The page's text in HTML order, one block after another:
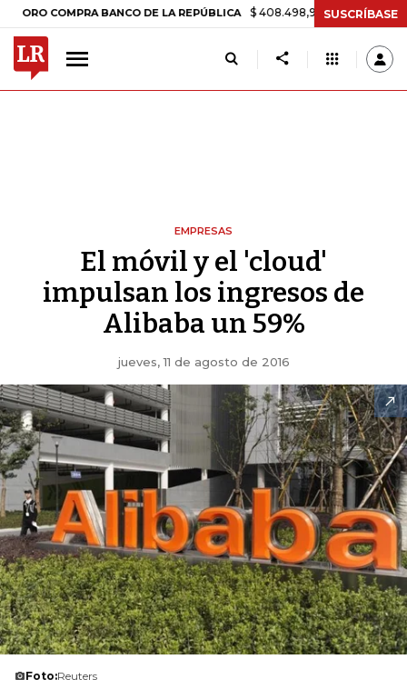
COMPRA BANCO DE LA REPÚBLICA $ 408.498,97 +$ 8.753,81 +2,19%
SUSCRÍBASE
EMPRESAS
El móvil y el 'cloud'
impulsan los ingresos de
Alibaba un 59%
jueves, 11 de agosto de 2016
Foto:Reuters